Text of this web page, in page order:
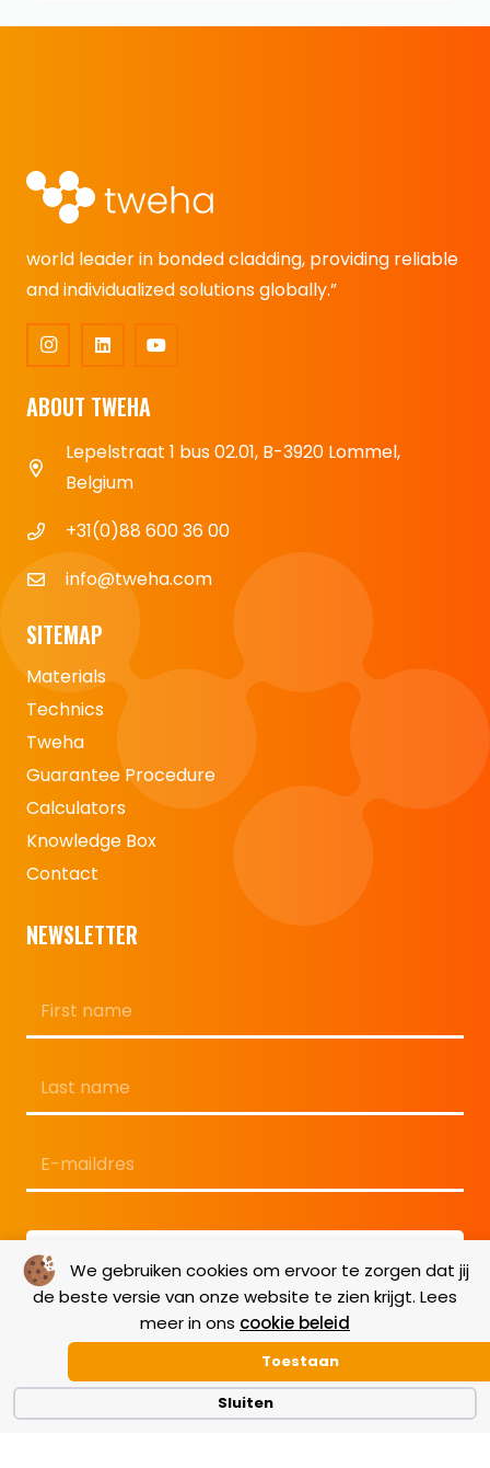
We gebruiken cookies om ervoor te zorgen dat jij
de beste versie van onze website te zien krijgt. Lees
meer in ons cookie beleid
Toestaan
Sluiten
world leader in bonded cladding, providing reliable
and individualized solutions globally.”
ABOUT TWEHA
Lepelstraat 1 bus 02.01, B-3920 Lommel,
Belgium
+31(0)88 600 36 00
info@tweha.com
SITEMAP
Materials
Technics
Tweha
Guarantee Procedure
Calculators
Knowledge Box
Contact
NEWSLETTER
mailadres *